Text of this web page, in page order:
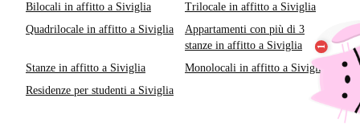
Bilocali in affitto a Siviglia
Trilocale in affitto a Siviglia
Quadrilocale in affitto a Siviglia
Appartamenti con più di 3
stanze in affitto a Siviglia
Stanze in affitto a Siviglia
Monolocali in affitto a Siviglia
Residenze per studenti a Siviglia